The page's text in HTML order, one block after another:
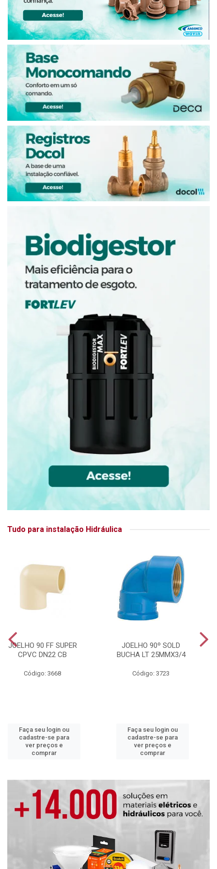
Tudo para instalação Hidráulica
JOELHO 90 FF SUPER
CPVC DN22 CB
Código: 3668
Faça seu login ou
cadastre-se para
ver preços e
comprar
JOELHO 90º SOLD
BUCHA LT 25MMX3/4
Código: 3723
Faça seu login ou
cadastre-se para
ver preços e
comprar